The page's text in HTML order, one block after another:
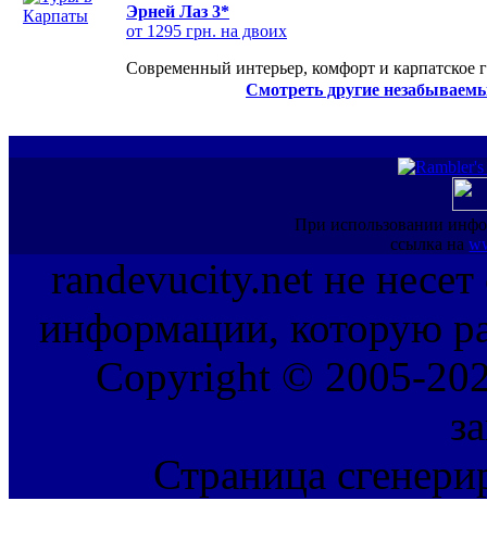
Эрней Лаз 3*
от 1295 грн. на двоих
Современный интерьер, комфорт и карпатское
Смотреть другие
При использовании
ссылка на
randevucity.net не несет
информации, которую
Copyright © 2005-
Страница